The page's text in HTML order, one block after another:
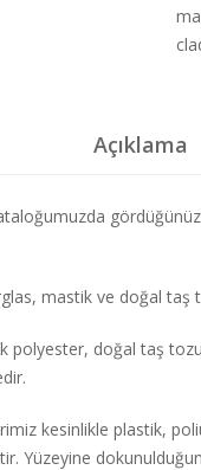
Açıklama
mastik ve doğal taş
polyester, doğal taş
kesinlikle plastik,
Yüzeyine